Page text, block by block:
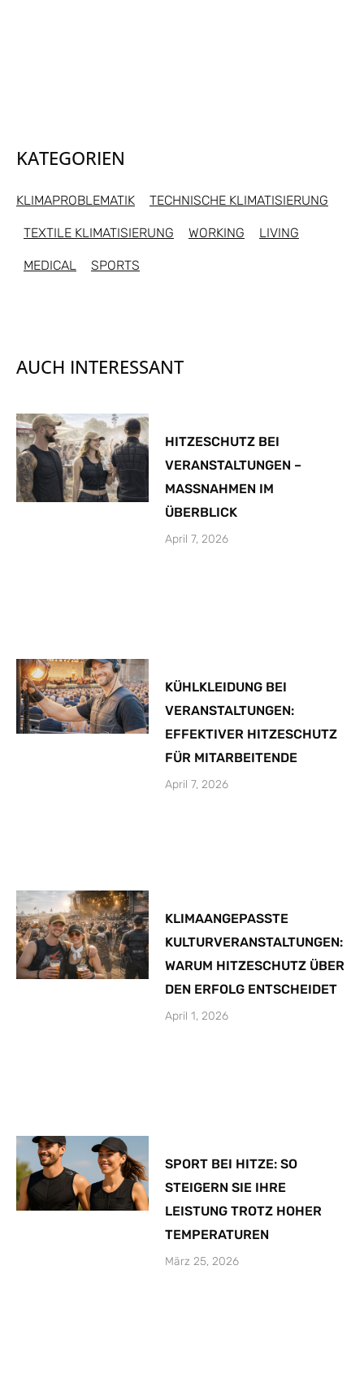
KATEGORIEN
KLIMAPROBLEMATIK TECHNISCHE KLIMATISIERUNG
TEXTILE KLIMATISIERUNG WORKING LIVING
MEDICAL SPORTS
AUCH INTERESSANT
HITZESCHUTZ BEI
VERANSTALTUNGEN –
MASSNAHMEN IM
ÜBERBLICK
April 7, 2026
KÜHLKLEIDUNG BEI
VERANSTALTUNGEN:
EFFEKTIVER HITZESCHUTZ
FÜR MITARBEITENDE
April 7, 2026
KLIMAANGEPASSTE
KULTURVERANSTALTUNGEN:
WARUM HITZESCHUTZ ÜBER
DEN ERFOLG ENTSCHEIDET
April 1, 2026
SPORT BEI HITZE: SO
STEIGERN SIE IHRE
LEISTUNG TROTZ HOHER
TEMPERATUREN
März 25, 2026